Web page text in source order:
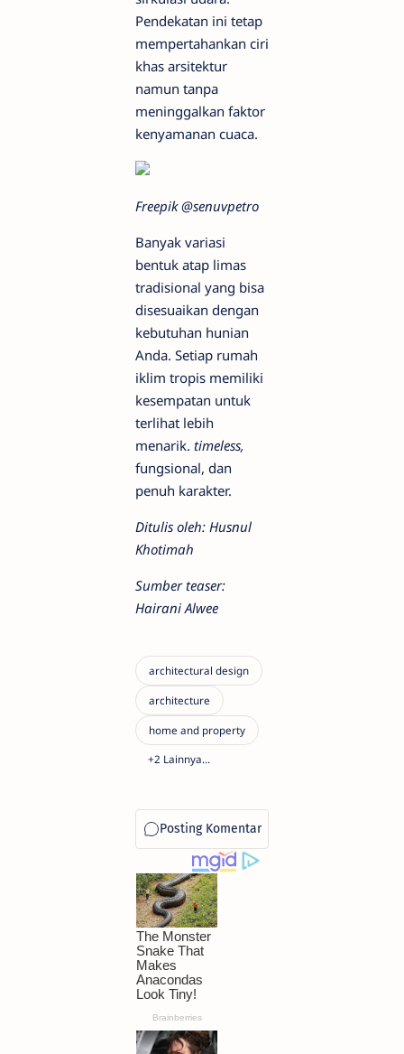
Pendekatan ini tetap
mempertahankan ciri
khas arsitektur
namun tanpa
meninggalkan faktor
kenyamanan cuaca.
Freepik @senuvpetro
Banyak variasi
bentuk atap limas
tradisional yang bisa
disesuaikan dengan
kebutuhan hunian
Anda. Setiap rumah
iklim tropis memiliki
kesempatan untuk
terlihat lebih
menarik. timeless,
fungsional, dan
penuh karakter.
Ditulis oleh: Husnul
Khotimah
Sumber teaser:
Hairani Alwee